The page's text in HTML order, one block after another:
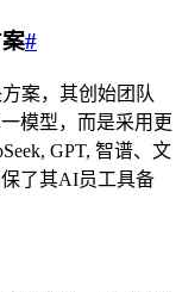
#
案，其创始团队
模型，而是采用更
GPT, 智谱、文
了其AI员工具备